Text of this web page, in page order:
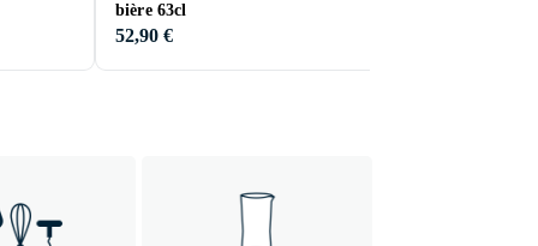
bière 63cl
52,90 €